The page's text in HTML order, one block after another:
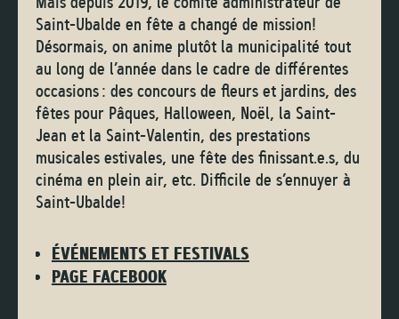
Saint-Ubalde en fête a changé de mission!
Désormais, on anime plutôt la municipalité tout
au long de l’année dans le cadre de différentes
occasions : des concours de fleurs et jardins, des
fêtes pour Pâques, Halloween, Noël, la Saint-
Jean et la Saint-Valentin, des prestations
musicales estivales, une fête des finissant.e.s, du
cinéma en plein air, etc. Difficile de s’ennuyer à
Saint-Ubalde!
ÉVÉNEMENTS ET FESTIVALS
PAGE FACEBOOK